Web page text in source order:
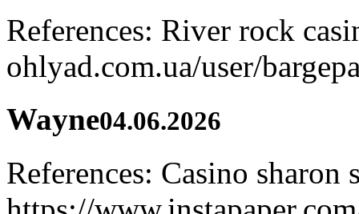
References: River rock
ohlyad.com.ua/user/
Wayne04.06.2026
References: Casino sharon